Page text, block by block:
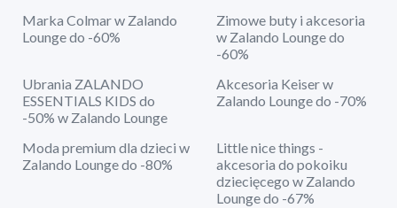
Marka Colmar w Zalando
Lounge do -60%
Zimowe buty i akcesoria
w Zalando Lounge do
-60%
Ubrania ZALANDO
ESSENTIALS KIDS do
-50% w Zalando Lounge
Akcesoria Keiser w
Zalando Lounge do -70%
Moda premium dla dzieci w
Zalando Lounge do -80%
Little nice things -
akcesoria do pokoiku
dziecięcego w Zalando
Lounge do -67%